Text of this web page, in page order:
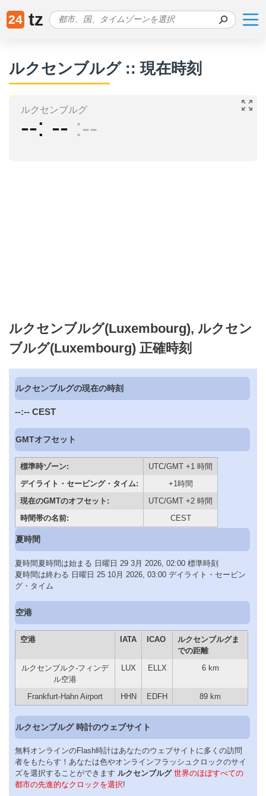
24 tz
ルクセンブルグ :: 現在時刻
ルクセンブルグ
-- -- --
ルクセンブルグ(Luxembourg), ルクセン
ブルグ(Luxembourg) 正確時刻
ルクセンブルグの現在の時刻
--:-- CEST
GMTオフセット
標準時ゾーン:
UTC/GMT +1 時間
デイライト・セービング・タイム:
+1時間
現在のGMTのオフセット:
UTC/GMT +2 時間
時間帯の名前:
CEST
夏時間
夏時間夏時間は始まる 日曜日 29 3月 2026, 02:00 標準時刻
夏時間は終わる 日曜日 25 10月 2026, 03:00 デイライト・セービン
グ・タイム
空港
空港 IATA ICAO
ルクセンブルグま
での距離
ルクセンブルク-フィンデ
ル空港
LUX ELLX 6 km
Frankfurt-Hahn Airport HHN EDFH 89 km
ルクセンブルグ 時計のウェブサイト
無料オンラインのFlash時計はあなたのウェブサイトに多くの訪問
者をもたらす！あなたは色やオンラインフラッシュクロックのサイ
ズを選択することができます ルクセンブルグ 世界のほぼすべての
都市の先進的なクロックを選択!